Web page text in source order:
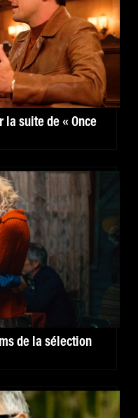
la suite de « Once
de la sélection